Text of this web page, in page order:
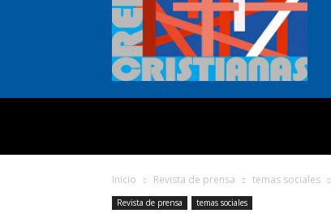
Inicio Revista de prensa temas sociales
Revista de prensa temas sociales